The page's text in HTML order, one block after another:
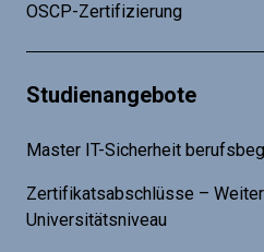
OSCP-Zertifizierung
Studienangebote
Master IT-Sicherheit
Zertifikatsabschlüsse –
Universitätsniveau